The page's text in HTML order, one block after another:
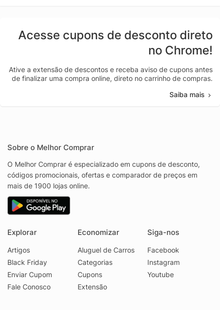
Acesse cupons de desconto direto
no Chrome!
Ative a extensão de descontos e receba aviso de cupons antes
de finalizar uma compra online, direto no carrinho de compras.
Saiba mais
Sobre o Melhor Comprar
O Melhor Comprar é especializado em cupons de desconto,
códigos promocionais, ofertas e comparador de preços em
mais de 1900 lojas online.
Explorar
Artigos
Black Friday
Enviar Cupom
Fale Conosco
Economizar
Aluguel de Carros
Categorias
Cupons
Extensão
Siga-nos
Facebook
Instagram
Youtube